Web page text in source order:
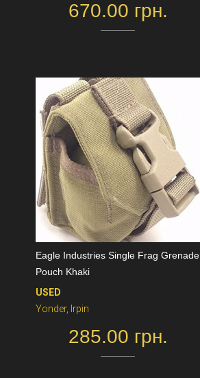
670.00 грн.
Eagle Industries Single Frag Grenade
Pouch Khaki
USED
Yonder, Irpin
285.00 грн.